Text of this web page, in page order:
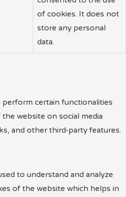
of cookies. It does not
store any personal
data.
certain functionalities
website on social media
and other third-party features.
to understand and analyze
of the website which helps in